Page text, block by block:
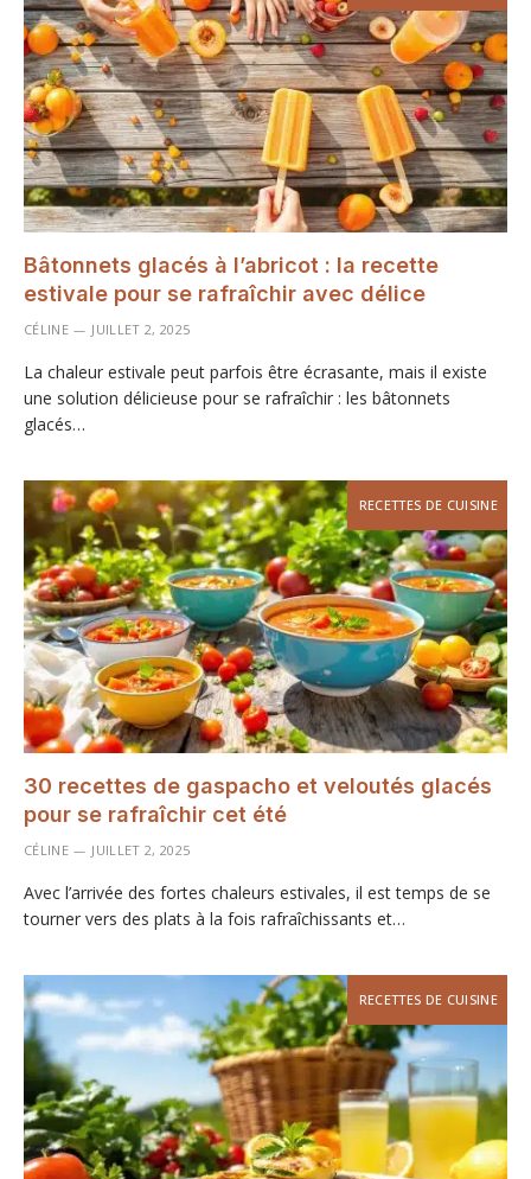
Bâtonnets glacés à l’abricot : la recette
estivale pour se rafraîchir avec délice
CÉLINE JUILLET 2, 2025
La chaleur estivale peut parfois être écrasante, mais il existe
une solution délicieuse pour se rafraîchir : les bâtonnets
glacés…
RECETTES DE CUISINE
30 recettes de gaspacho et veloutés glacés
pour se rafraîchir cet été
CÉLINE JUILLET 2, 2025
Avec l’arrivée des fortes chaleurs estivales, il est temps de se
tourner vers des plats à la fois rafraîchissants et…
RECETTES DE CUISINE